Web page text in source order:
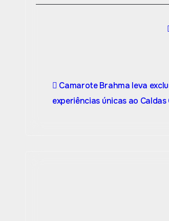
navigation
Camarote Brahma leva
experiências únicas ao